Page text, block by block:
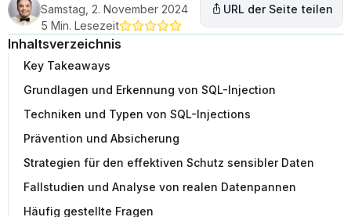
Samstag, 2. November 2024
5 Min. Lesezeit
URL der Seite teilen
Inhaltsverzeichnis
Key Takeaways
Grundlagen und Erkennung von SQL-Injection
Techniken und Typen von SQL-Injections
Prävention und Absicherung
Strategien für den effektiven Schutz sensibler Daten
Fallstudien und Analyse von realen Datenpannen
Häufig gestellte Fragen